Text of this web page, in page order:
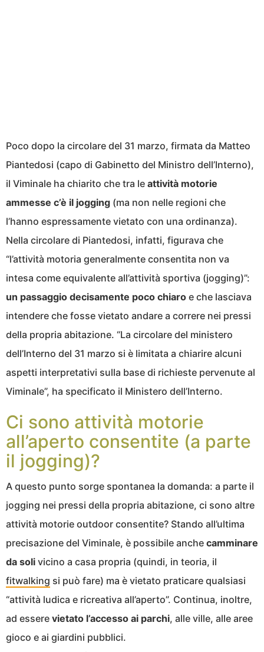
Poco dopo la circolare del 31 marzo, firmata da Matteo
Piantedosi (capo di Gabinetto del Ministro dell’Interno),
il Viminale ha chiarito che tra le attività motorie
ammesse c’è il jogging (ma non nelle regioni che
l’hanno espressamente vietato con una ordinanza).
Nella circolare di Piantedosi, infatti, figurava che
“l’attività motoria generalmente consentita non va
intesa come equivalente all’attività sportiva (jogging)”:
un passaggio decisamente poco chiaro e che lasciava
intendere che fosse vietato andare a correre nei pressi
della propria abitazione. “La circolare del ministero
dell’Interno del 31 marzo si è limitata a chiarire alcuni
aspetti interpretativi sulla base di richieste pervenute al
Viminale”, ha specificato il Ministero dell’Interno.
Ci sono attività motorie
all’aperto consentite (a parte
il jogging)?
A questo punto sorge spontanea la domanda: a parte il
jogging nei pressi della propria abitazione, ci sono altre
attività motorie outdoor consentite? Stando all’ultima
precisazione del Viminale, è possibile anche camminare
da soli vicino a casa propria (quindi, in teoria, il
fitwalking si può fare) ma è vietato praticare qualsiasi
“attività ludica e ricreativa all’aperto”. Continua, inoltre,
ad essere vietato l’accesso ai parchi, alle ville, alle aree
gioco e ai giardini pubblici.